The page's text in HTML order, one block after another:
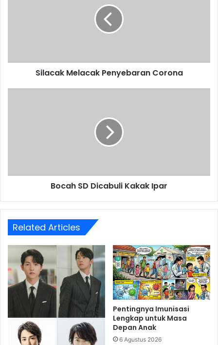
Silacak Melacak Penyebaran Corona
Bocah SD Dicabuli Kakak Ipar
Related Articles
Pentingnya Imunisasi
Lengkap untuk Masa
Depan Anak
6 Agustus 2026